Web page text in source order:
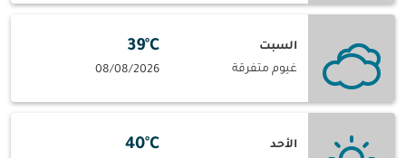
السبت
غيوم متفرقة
39°C
08/08/2026
الأحد
40°C